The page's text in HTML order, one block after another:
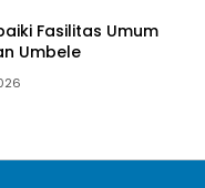
Fasilitas Umum
Umbele